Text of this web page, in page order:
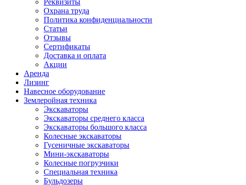
Охрана труда
Политика конфиденциальности
Статьи
Отзывы
Сертификаты
Доставка и оплата
Акции
Аренда
Лизинг
Навесное оборудование
Землеройная техника
Экскаваторы
Экскаваторы среднего класса
Экскаваторы большого класса
Колесные экскаваторы
Гусеничные экскаваторы
Мини-экскаваторы
Колесные погрузчики
Специальная техника
Бульдозеры